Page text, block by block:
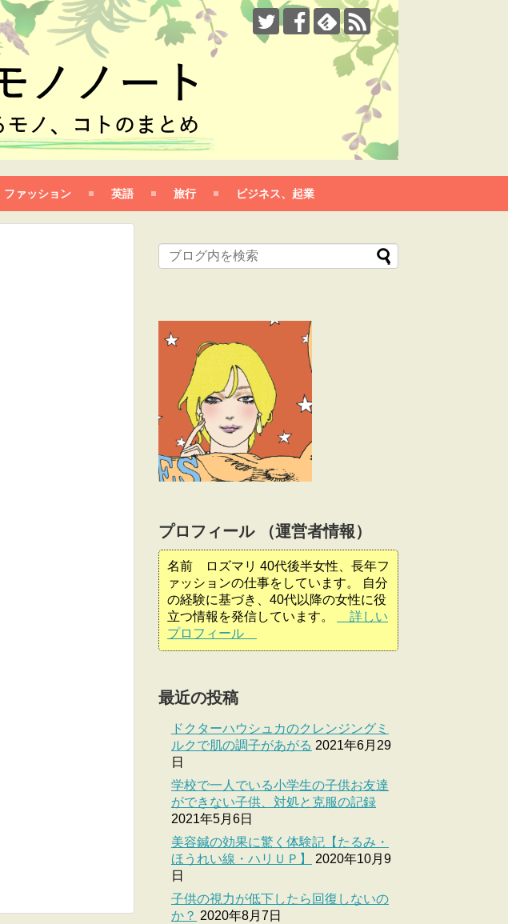
ファッション 英語 旅行 ビジネス、起業
プロフィール （運営者情報）
名前 ロズマリ 40代後半女性、長年フ
ァッションの仕事をしています。 自分
の経験に基づき、40代以降の女性に役
立つ情報を発信しています。
詳しい
プロフィール
最近の投稿
ドクターハウシュカのクレンジングミ
ルクで肌の調子があがる 2021年6月29
日
学校で一人でいる小学生の子供お友達
ができない子供、対処と克服の記録
2021年5月6日
美容鍼の効果に驚く体験記【たるみ・
ほうれい線・ハリＵＰ】
2020年10月9
日
子供の視力が低下したら回復しないの
か？ 2020年8月7日